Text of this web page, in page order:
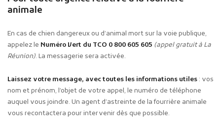
animale
En cas de chien dangereux ou d’animal mort sur la voie publique,
appelez le Numéro Vert du TCO 0 800 605 605 (appel gratuit à La
Réunion). La messagerie sera activée.
Laissez votre message, avec toutes les informations utiles : vos
nom et prénom, l’objet de votre appel, le numéro de téléphone
auquel vous joindre. Un agent d’astreinte de la fourrière animale
vous recontactera pour intervenir dès que possible.